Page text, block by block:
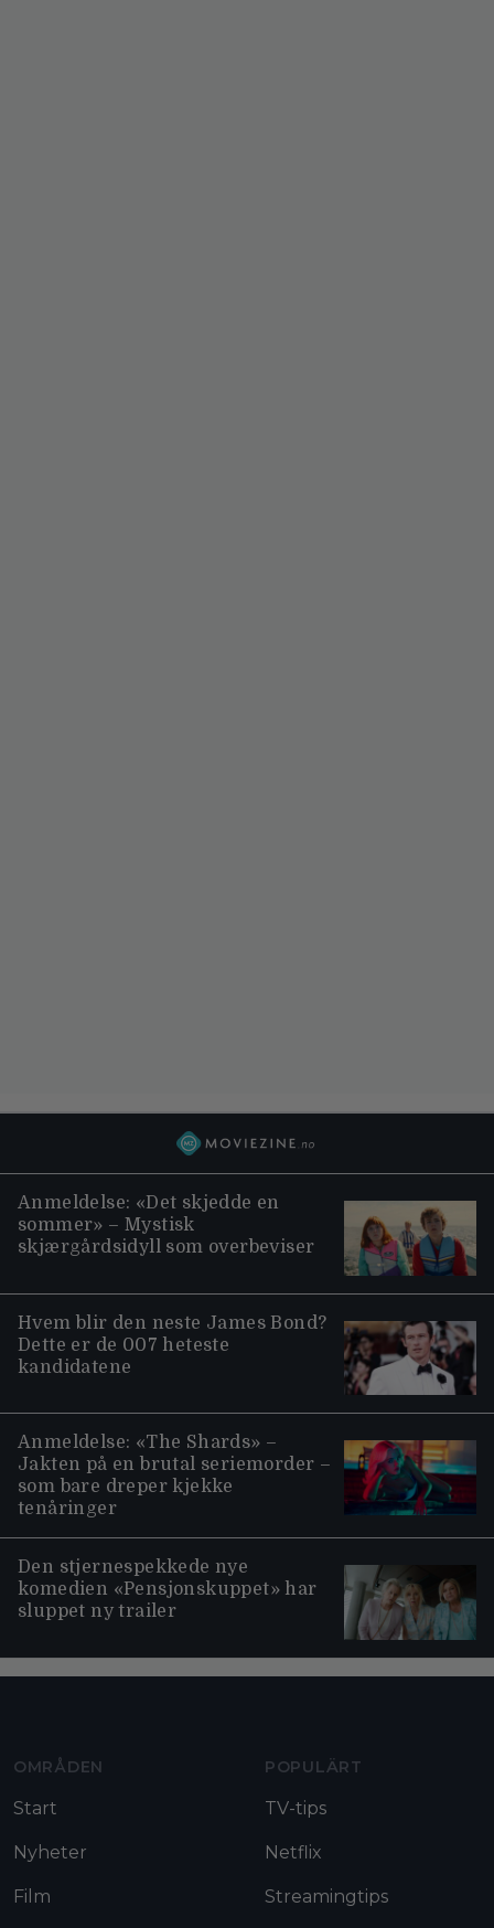
Anmeldelse: «Det skjedde en
sommer» – Mystisk
skjærgårdsidyll som overbeviser
Hvem blir den neste James Bond?
Dette er de 007 heteste
kandidatene
Anmeldelse: «The Shards» –
Jakten på en brutal seriemorder –
som bare dreper kjekke
tenåringer
Den stjernespekkede nye
komedien «Pensjonskuppet» har
sluppet ny trailer
OMRÅDEN
Start
Nyheter
Film
POPULÄRT
TV-tips
Netflix
Streamingtips